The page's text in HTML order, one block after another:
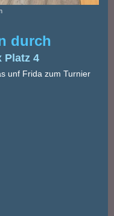
durch
Platz 4
unf Frida zum Turnier